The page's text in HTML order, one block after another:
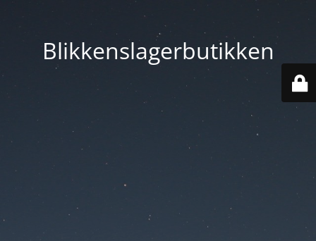
Blikkenslagerbutikken